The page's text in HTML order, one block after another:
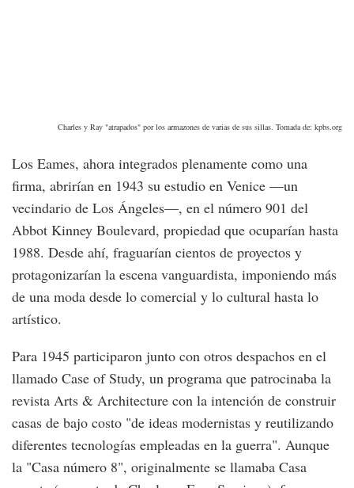
Charles y Ray "atrapados" por los armazones de varias de sus sillas. Tomada de: kpbs.org
Los Eames, ahora integrados plenamente como una
firma, abrirían en 1943 su estudio en Venice —un
vecindario de Los Ángeles—, en el número 901 del
Abbot Kinney Boulevard, propiedad que ocuparían hasta
1988. Desde ahí, fraguarían cientos de proyectos y
protagonizarían la escena vanguardista, imponiendo más
de una moda desde lo comercial y lo cultural hasta lo
artístico.
Para 1945 participaron junto con otros despachos en el
llamado Case of Study, un programa que patrocinaba la
revista Arts & Architecture con la intención de construir
casas de bajo costo "de ideas modernistas y reutilizando
diferentes tecnologías empleadas en la guerra". Aunque
la "Casa número 8", originalmente se llamaba Casa